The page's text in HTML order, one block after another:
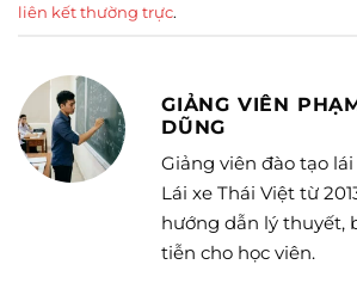
liên kết thường trực.
GIẢNG VIÊN
DŨNG
Giảng viên đào tạo
Lái xe Thái Việt từ
hướng dẫn lý thuyết,
tiễn cho học viên.